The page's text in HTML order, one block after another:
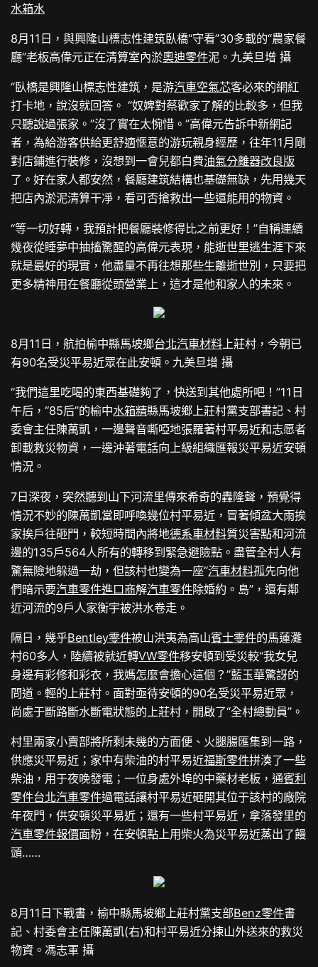
水箱水
8月11日，與興隆山標志性建筑臥橋“守看”30多載的“農家餐
廳”老板高偉元正在清算室內淤奧迪零件泥。九美旦增 攝
“臥橋是興隆山標志性建筑，是游汽車空氣芯客必來的網紅
打卡地，說沒就回答。 “奴婢對蔡歡家了解的比較多，但我
只聽說過張家。”沒了實在太惋惜。”高偉元告訴中新網記
者，為給游客供給更舒適愜意的游玩親身經歷，往年11月剛
對店鋪進行裝修，沒想到一會兒都白費油氣分離器改良版
了。好在家人都安然，餐廳建筑結構也基礎無缺，先用幾天
把店內淤泥清算干凈，看可否搶救出一些還能用的物資。
“等一切好轉，我預計把餐廳裝修得比之前更好！”自稱連續
幾夜從睡夢中抽搐驚醒的高偉元表現，能逝世里逃生涯下來
就是最好的現實，他盡量不再往想那些生離逝世別，只要把
更多精神用在餐廳從頭營業上，這才是他和家人的未來。
8月11日，航拍榆中縣馬坡鄉台北汽車材料上莊村，今朝已
有90名受災平易近眾在此安頓。九美旦增 攝
“我們這里吃喝的東西基礎夠了，快送到其他處所吧！”11日
午后，“85后”的榆中水箱精縣馬坡鄉上莊村黨支部書記、村
委會主任陳萬凱，一邊聲音嘶啞地張羅著村平易近和志愿者
卸載救災物資，一邊沖著電話向上級組織匯報災平易近安頓
情況。
7日深夜，突然聽到山下河流里傳來希奇的轟隆聲，預覺得
情況不妙的陳萬凱當即呼喚幾位村平易近，冒著傾盆大雨挨
家挨戶往砸門，較短時間內將地德系車材料質災害點和河流
邊的135戶564人所有的轉移到緊急避險點。盡管全村人有
驚無險地躲過一劫，但該村也變為一座“汽車材料孤先向他
們暗示要汽車零件進口商解汽車零件除婚約。島”，還有鄰
近河流的9戶人家衡宇被洪水卷走。
隔日，幾乎Bentley零件被山洪夷為高山賓士零件的馬蓮灘
村60多人，陸續被就近轉VW零件移安頓到受災較“我女兒
身邊有彩修和彩衣，我媽怎麼會擔心這個？”藍玉華驚訝的
問道。輕的上莊村。面對亟待安頓的90名受災平易近眾，
尚處于斷路斷水斷電狀態的上莊村，開啟了“全村總動員”。
村里兩家小賣部將所剩未幾的方面便、火腿腸匯集到一路，
供應災平易近；家中有柴油的村平易近福斯零件拼湊了一些
柴油，用于夜晚發電；一位身處外埠的中藥材老板，通賓利
零件台北汽車零件過電話讓村平易近砸開其位于該村的廠院
年夜門，供安頓災平易近；還有一些村平易近，拿落發里的
汽車零件報價面粉，在安頓點上用柴火為災平易近蒸出了饅
頭……
8月11日下戰書，榆中縣馬坡鄉上莊村黨支部Benz零件書
記、村委會主任陳萬凱(右)和村平易近分揀山外送來的救災
物資。馮志軍 攝